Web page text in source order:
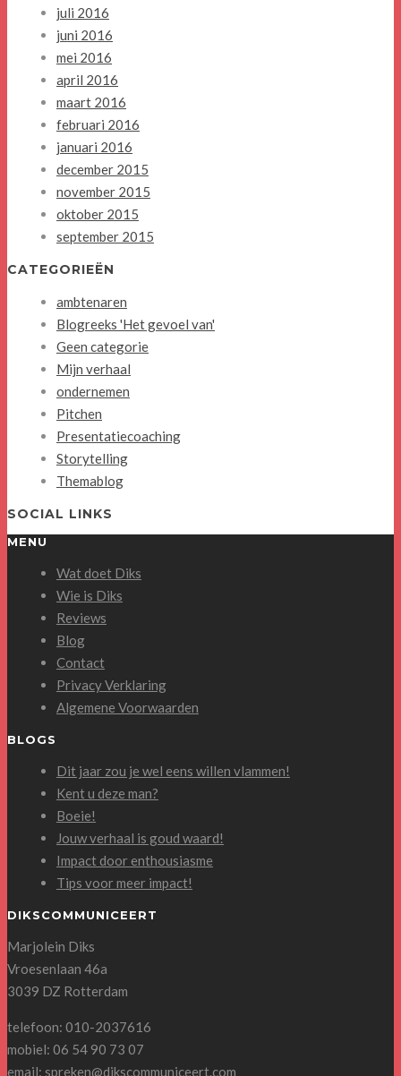
juli 2016
juni 2016
mei 2016
april 2016
maart 2016
februari 2016
januari 2016
december 2015
november 2015
oktober 2015
september 2015
CATEGORIEËN
ambtenaren
Blogreeks 'Het gevoel van'
Geen categorie
Mijn verhaal
ondernemen
Pitchen
Presentatiecoaching
Storytelling
Themablog
SOCIAL LINKS
MENU
Wat doet Diks
Wie is Diks
Reviews
Blog
Contact
Privacy Verklaring
Algemene Voorwaarden
BLOGS
Dit jaar zou je wel eens willen vlammen!
Kent u deze man?
Boeie!
Jouw verhaal is goud waard!
Impact door enthousiasme
Tips voor meer impact!
DIKSCOMMUNICEERT
Marjolein Diks
Vroesenlaan 46a
3039 DZ Rotterdam
telefoon: 010-2037616
mobiel: 06 54 90 73 07
email: spreken@dikscommuniceert.com